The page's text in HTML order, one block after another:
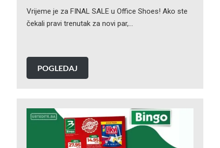
Vrijeme je za FINAL SALE u Office Shoes! Ako ste
čekali pravi trenutak za novi par,…
POGLEDAJ